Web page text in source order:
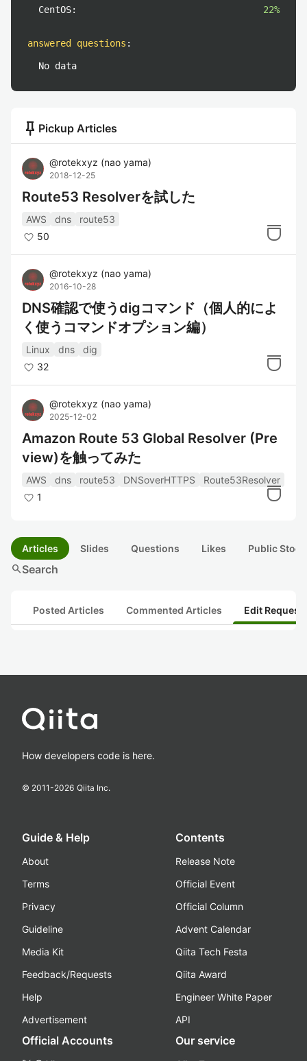
CentOS:
22%
answered questions :
No data
push_pin Pickup Articles
@rotekxyz (nao yama)
2018-12-25
Route53 Resolverを試した
AWS dns
route53
50
@rotekxyz (nao yama)
2016-10-28
DNS確認で使うdigコマンド（個人的によ
く使うコマンドオプション編）
Linux dns
dig
32
@rotekxyz (nao yama)
2025-12-02
Amazon Route 53 Global Resolver (Pre
view)を触ってみた
AWS dns route53 DNSoverHTTPS
Route53Resolver
1
Articles Slides Questions Likes Public
searchSearch
Posted Articles Commented Articles Edit
How developers code is here.
© 2011-2026 Qiita Inc.
Guide & Help
About
Terms
Privacy
Guideline
Media Kit
Feedback/Requests
Help
Advertisement
Contents
Release Note
Official Event
Official Column
Advent Calendar
Qiita Tech Festa
Qiita Award
Engineer White Paper
API
Official Accounts Our service